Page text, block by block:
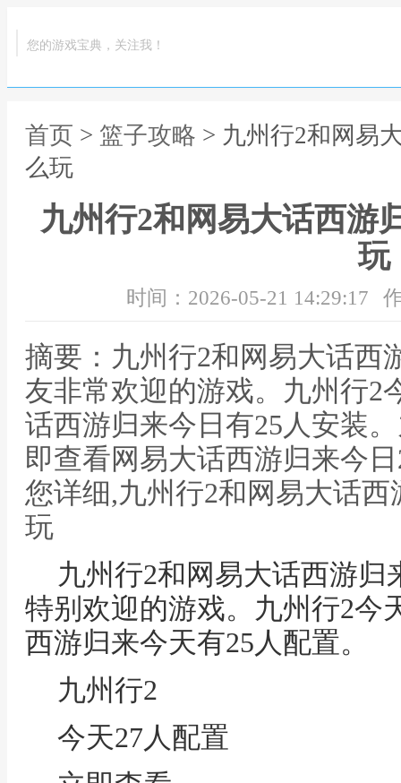
您的游戏宝典，关注我！
首页 > 篮子攻略 > 九州行2和网易
么玩
九州行2和网易大话西游
玩
时间：2026-05-21 14:29:17
摘要：九州行2和网易大话西
友非常欢迎的游戏。九州行2
话西游归来今日有25人安装
即查看网易大话西游归来今
您详细,九州行2和网易大话
玩
九州行2和网易大话西游
特别欢迎的游戏。九州行2今
西游归来今天有25人配置。
九州行2
今天27人配置